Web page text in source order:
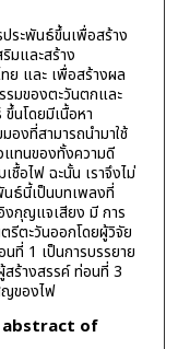
ระพันธ์ขึ้นเพื่อสร้าง
มและสร้าง
ย และ เพื่อสร้างผล
มของตะวันตกและ
นโดยมีเนื้อหา
องที่สามารถนำมาใช้
แทนของทั้งความดี
ชื้อไฟ ฉะนั้น เราจึงไม่
ธ์นี้เป็นบทเพลงที่
งกุญแจเสียง มี การ
รีตะวันออกโดยผู้วิจัย
ที่ 1 เป็นการบรรยาย
สร้างสรรค์ ท่อนที่ 3
ญของไฟ
abstract of